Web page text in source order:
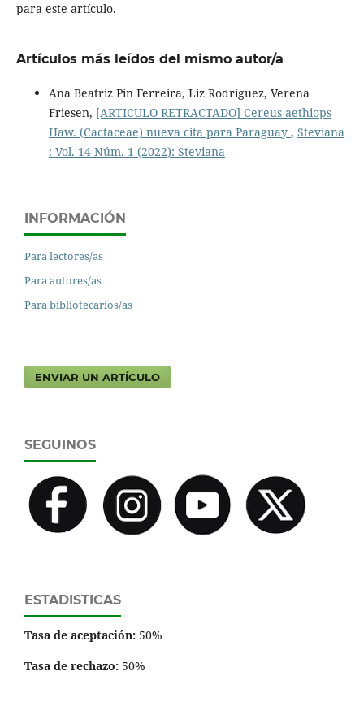
para este artículo.
Artículos más leídos del mismo autor/a
Ana Beatriz Pin Ferreira, Liz Rodríguez, Verena
Friesen, [ARTICULO RETRACTADO] Cereus aethiops
Haw. (Cactaceae) nueva cita para Paraguay , Steviana
: Vol. 14 Núm. 1 (2022): Steviana
INFORMACIÓN
Para lectores/as
Para autores/as
Para bibliotecarios/as
ENVIAR UN ARTÍCULO
SEGUINOS
ESTADISTICAS
Tasa de aceptación: 50%
Tasa de rechazo: 50%